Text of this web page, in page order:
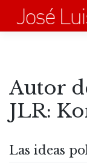
contenido
Autor
JLR:
Las ideas